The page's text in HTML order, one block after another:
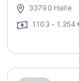
33790 Halle
1.103 -